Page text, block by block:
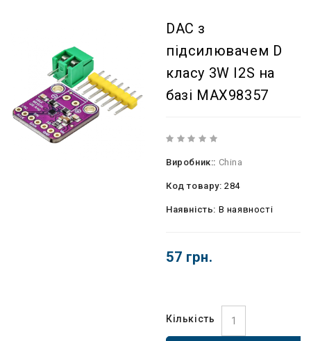
DAC з
підсилювачем D
класу 3W I2S на
базі MAX98357
Виробник:: China
Код товару:284
Наявність: В наявності
57 грн.
Кількість